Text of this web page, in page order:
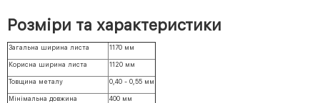
Розміри та характеристики
Загальна ширина листа 1170 мм
Корисна ширина листа 1120 мм
Товщина металу 0,40 - 0,55 мм
Мінімальна довжина 400 мм